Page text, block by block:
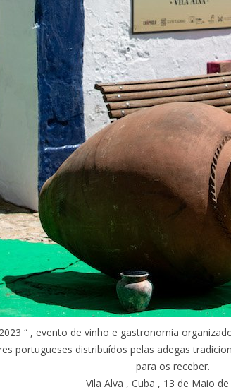
“ , evento de vinho e gastronomia
portugueses distribuídos pelas adegas
para os receber.
Vila Alva , Cuba , 13 de Maio de